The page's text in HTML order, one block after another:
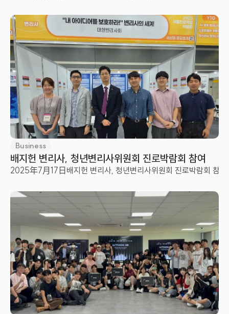
Business
배지헌 변리사, 청년변리사위원회 진로박람회 참여
2025年7月17日 배지헌 변리사, 청년변리사위원회 진로박람회 참여